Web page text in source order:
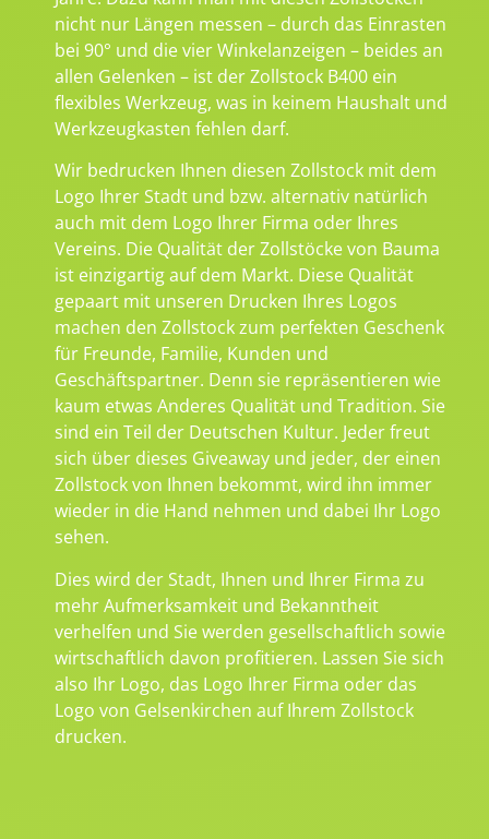
nicht nur Längen messen – durch das Einrasten
bei 90° und die vier Winkelanzeigen – beides an
allen Gelenken – ist der Zollstock B400 ein
flexibles Werkzeug, was in keinem Haushalt und
Werkzeugkasten fehlen darf.
Wir bedrucken Ihnen diesen Zollstock mit dem
Logo Ihrer Stadt und bzw. alternativ natürlich
auch mit dem Logo Ihrer Firma oder Ihres
Vereins. Die Qualität der Zollstöcke von Bauma
ist einzigartig auf dem Markt. Diese Qualität
gepaart mit unseren Drucken Ihres Logos
machen den Zollstock zum perfekten Geschenk
für Freunde, Familie, Kunden und
Geschäftspartner. Denn sie repräsentieren wie
kaum etwas Anderes Qualität und Tradition. Sie
sind ein Teil der Deutschen Kultur. Jeder freut
sich über dieses Giveaway und jeder, der einen
Zollstock von Ihnen bekommt, wird ihn immer
wieder in die Hand nehmen und dabei Ihr Logo
sehen.
Dies wird der Stadt, Ihnen und Ihrer Firma zu
mehr Aufmerksamkeit und Bekanntheit
verhelfen und Sie werden gesellschaftlich sowie
wirtschaftlich davon profitieren. Lassen Sie sich
also Ihr Logo, das Logo Ihrer Firma oder das
Logo von Gelsenkirchen auf Ihrem Zollstock
drucken.